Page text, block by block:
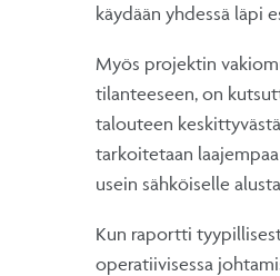
käydään yhdessä läpi
Myös projektin
tilanteeseen, on
talouteen
tarkoitetaan
usein sähköiselle
Kun raportti
operatiivisessa